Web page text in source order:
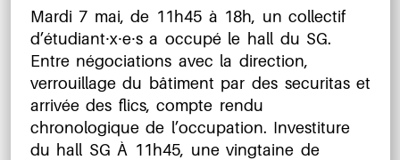
l’article
Mardi 7 mai, de 11h45 à 18h, un collectif
d’étudiant⸱x⸱e⸱s a occupé le hall du SG.
Entre négociations avec la direction,
verrouillage du bâtiment par des securitas et
arrivée des flics, compte rendu
chronologique de l’occupation. Investiture
du hall SG À 11h45, une vingtaine de